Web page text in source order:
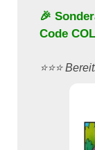
🎉
Code
⭐️⭐️⭐️